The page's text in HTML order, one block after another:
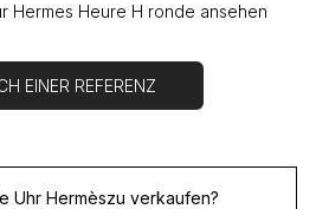
Hermes Heure H ronde ansehen
EINER REFERENZ
Uhr Hermèszu verkaufen?